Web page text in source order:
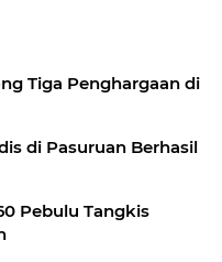
Tiga Penghargaan di
di Pasuruan Berhasil
Pebulu Tangkis